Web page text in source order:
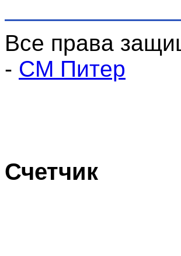
Все права
- СМ Питер
Счетчик